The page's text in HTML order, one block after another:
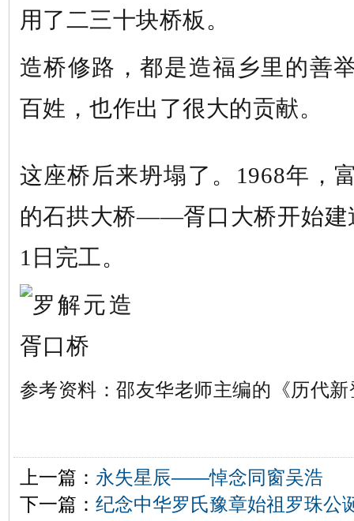
用了二三十块桥板。
造桥修路，都是造福乡里的善
百姓，也作出了很大的贡献。
这座桥后来坍塌了。1968年，
的石拱大桥——胥口大桥开始建
1日完工。
参考资料：邵友华老师主编的《历代
上一篇： 永失星辰——悼念同窗吴浩
下一篇： 纪念中华罗氏豫章始祖罗珠公